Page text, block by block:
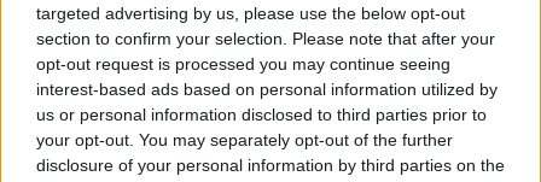
targeted advertising by us, please use the below opt-out
section to confirm your selection. Please note that after your
opt-out request is processed you may continue seeing
interest-based ads based on personal information utilized by
us or personal information disclosed to third parties prior to
your opt-out. You may separately opt-out of the further
disclosure of your personal information by third parties on the
@Etniez:
Én nem vagyok tőle elájulva.
A Nike sem kényelmesebb, és elég hamar
tönkremegy, legalábbis egy Adidashoz vagy egy
Pumához képest. A szintén nem olcsó Fila dettó.